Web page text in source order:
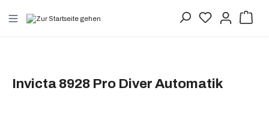
Invicta 8928 Pro Diver Automatik